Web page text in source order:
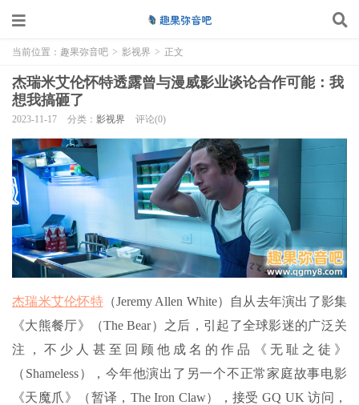
当前位置： 趣果弥音吧 > 影视界 > 正文
杰瑞米艾伦怀特透露曾与漫威影业谈论合作可能：我
想我搞砸了
2023-11-17 分类： 影视界 评论(0)
杰瑞米艾伦怀特（Jeremy Allen White）自从去年演出了影集
《大熊餐厅》（The Bear）之后，引起了全球影迷的广泛关
注，不少人甚至回顾他成名的作品《无耻之徒》
（Shameless），今年他演出了另一个不正常家庭故事电影
《天魔爪》（暂译，The Iron Claw），接受 GQ UK 访问，